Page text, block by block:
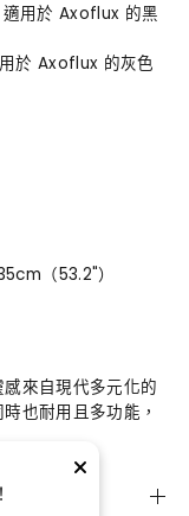
適用於 Axoflux 的黑
用於 Axoflux 的灰色
（53.2"）
來自現代多元化的
也耐用且多功能，